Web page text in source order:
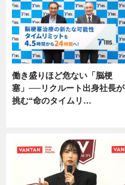
働き盛りほど危ない「脳梗
塞」──リクルート出身社長が
挑む“命のタイムリ…